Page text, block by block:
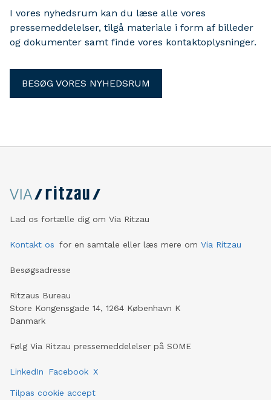
I vores nyhedsrum kan du læse alle vores
pressemeddelelser, tilgå materiale i form af billeder
og dokumenter samt finde vores kontaktoplysninger.
BESØG VORES NYHEDSRUM
Lad os fortælle dig om Via Ritzau
Kontakt os for en samtale eller læs mere om Via Ritzau
Besøgsadresse
Ritzaus Bureau
Store Kongensgade 14, 1264 København K
Danmark
Følg Via Ritzau pressemeddelelser på SOME
LinkedIn Facebook X
Tilpas cookie accept